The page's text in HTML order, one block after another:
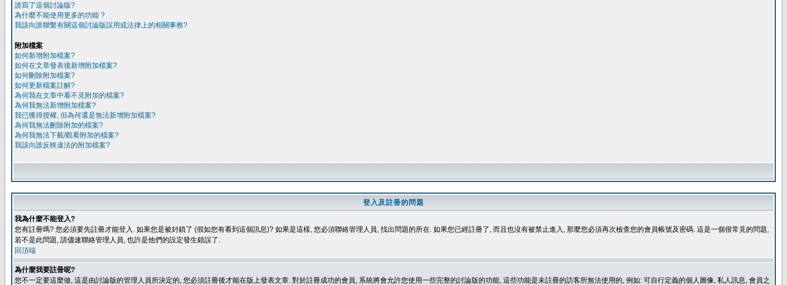
誰寫了這個討論版?
為什麼不能使用更多的功能 ?
我該向誰聯繫有關這個討論版誤用或法律上的相關事務?
附加檔案
如何新增附加檔案?
如何在文章發表後新增附加檔案?
如何刪除附加檔案?
如何更新檔案註解?
為何我在文章中看不見附加的檔案?
為何我無法新增附加檔案?
我已獲得授權, 但為何還是無法新增附加檔案?
為何我無法刪除附加的檔案?
為何我無法下載/觀看附加的檔案?
我該向誰反映違法的附加檔案?
登入及註冊的問題
我為什麼不能登入?
您有註冊嗎? 您必須要先註冊才能登入. 如果您是被封鎖了 (假如您有看到這個訊息)? 如果是這樣, 您必須聯絡管理人員, 找出問題的所在. 如果您已經註冊了, 而且也沒有被禁止進入, 那麼您必須再次檢查您的會員帳號及密碼. 這是一個很常見的問題,
若不是此問題, 請儘速聯絡管理人員, 也許是他們的設定發生錯誤了.
回頂端
為什麼我要註冊呢?
您不一定要這麼做, 這是由討論版的管理人員所決定的, 您必須註冊後才能在版上發表文章. 對於註冊成功的會員, 系統將會允許您使用一些完整的討論版的功能, 這些功能是未註冊的訪客所無法使用的, 例如: 可自行定義的個人圖像, 私人訊息, 會員之